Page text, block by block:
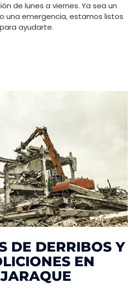
de lunes a viernes. Ya sea un
una emergencia, estamos listos
para ayudarte.
DE DERRIBOS Y
EN